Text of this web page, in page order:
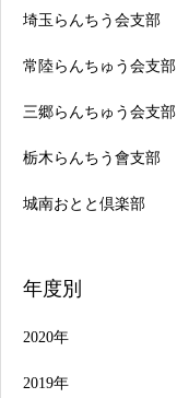
埼玉らんちう会支部
常陸らんちゅう会支部
三郷らんちゅう会支部
栃木らんちう會支部
城南おとと倶楽部
年度別
2020年
2019年